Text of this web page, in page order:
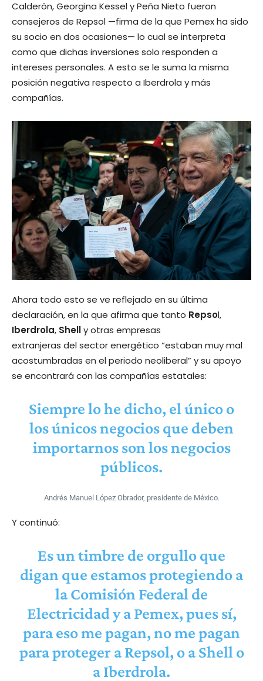
Calderón, Georgina Kessel y Peña Nieto fueron
consejeros de Repsol —firma de la que Pemex ha sido
su socio en dos ocasiones— lo cual se interpreta
como que dichas inversiones solo responden a
intereses personales. A esto se le suma la misma
posición negativa respecto a Iberdrola y más
compañías.
Ahora todo esto se ve reflejado en su última
declaración, en la que afirma que tanto Repsol,
Iberdrola, Shelly otras empresas
extranjeras del sector energético “estaban muy mal
acostumbradas en el periodo neoliberal” y su apoyo
se encontrará con las compañías estatales:
Siempre lo he dicho, el único o
los únicos negocios que deben
importarnos son los negocios
públicos.
Andrés Manuel López Obrador, presidente de México.
Y continuó:
Es un timbre de orgullo que
digan que estamos protegiendo a
la Comisión Federal de
Electricidad y a Pemex, pues sí,
para eso me pagan, no me pagan
para proteger a Repsol, o a Shell o
a Iberdrola.